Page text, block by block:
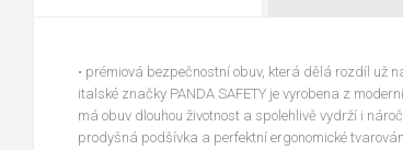
• prémiová bezpečnostní obuv, která dělá rozdíl už
italské značky PANDA SAFETY je vyrobena z
má obuv dlouhou životnost a spolehlivě vydrží i
prodyšná podšívka a perfektní ergonomické